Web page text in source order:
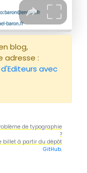
blog,
adresse :
avec
de typographie
?
billet à partir du dépôt
GitHub.